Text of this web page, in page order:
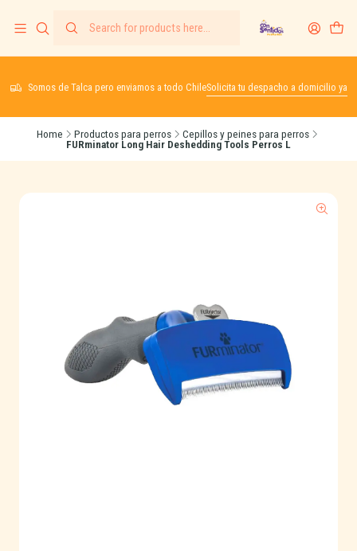
Somos de Talca pero enviamos a todo ChileSolicita tu despacho a domicilio ya
Home Productos para perros
Cepillos y peines para perros
FURminator Long Hair Deshedding Tools Perros L